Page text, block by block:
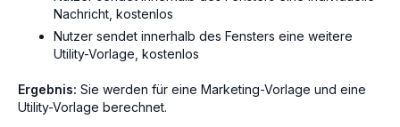
Nachricht, kostenlos
Nutzer sendet innerhalb des Fensters eine weitere
Utility-Vorlage, kostenlos
Ergebnis: Sie werden für eine Marketing-Vorlage und eine
Utility-Vorlage berechnet.